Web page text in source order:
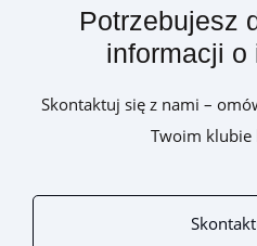
Potrzebujesz
informacji o
Skontaktuj się z nami –
Twoim klubie